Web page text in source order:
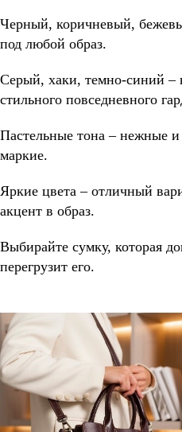
Черный, коричневый,
под любой образ.
Серый, хаки, темно-синий –
стильного повседневного
Пастельные тона – нежные
маркие.
Яркие цвета – отличный
акцент в образ.
Выбирайте сумку, которая
перегрузит его.